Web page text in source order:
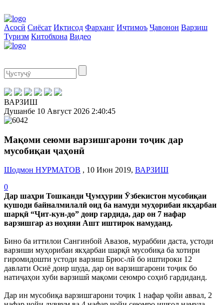
Асосӣ Сиёсат Иқтисод Фарҳанг Иҷтимоъ Ҷавонон Варзиш
Туризм Китобхона Видео
ВАРЗИШ
Душанбе 10 Август 2026 2:40:45
Мақоми сеюми варзишгарони тоҷик дар
мусобиқаи ҷаҳонӣ
Шодмон НУРМАТОВ , 10 Июн 2019, ВАРЗИШ
0
Дар шаҳри Тошканди Ҷумҳурии Ӯзбекистон мусобиқаи
кушоди байналмилалӣ оид ба намуди муҳорибаи якҳарбаи
шарқӣ “Ҷит-кун-до” доир гардида, дар он 7 нафар
варзишгар аз ноҳияи Ашт иштирок намуданд.
Бино ба иттилои Сангинбой Авазов, мураббии даста, устоди
варзиши муҳорибаи якҳарбаи шарқӣ мусобиқа ба хотири
гиромидошти устоди варзиш Брюс-лӣ бо иштироки 12
давлати Осиё доир шуда, дар он варзишгарони тоҷик бо
натиҷаҳои хуби варзишӣ мақоми сеюмро соҳиб гардиданд.
Дар ин мусобиқа варзишгарони тоҷик 1 нафар ҷойи аввал, 2